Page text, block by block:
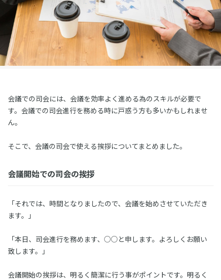
会議での司会には、会議を効率よく進める為のスキルが必要で
す。会議での司会進行を務める時に戸惑う方も多いかもしれませ
ん。
そこで、会議の司会で使える挨拶についてまとめました。
会議開始での司会の挨拶
「それでは、時間となりましたので、会議を始めさせていただき
ます。」
「本日、司会進行を務めます、○○と申します。よろしくお願い
致します。」
会議開始の挨拶は、明るく簡潔に行う事がポイントです。明るく